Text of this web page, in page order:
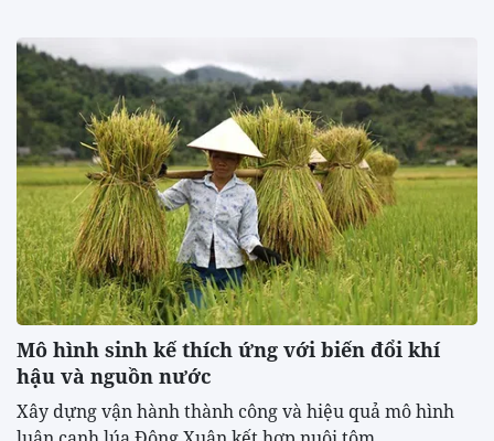
Mô hình sinh kế thích ứng với biến đổi khí
hậu và nguồn nước
Xây dựng vận hành thành công và hiệu quả mô hình